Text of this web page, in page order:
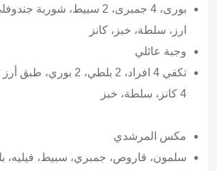
بورى، 4 جمبرى، 2 سبيط، شوربة
ارز، سلطة، خبز، كانز
وجبة عائلي
تكفي 4 افراد، 2 بلطي، 2 بوري،
4 كانز، سلطة، خبز
مكس المرشدي
سلمون، قاروص، جمبري، سبيط، فيليه،